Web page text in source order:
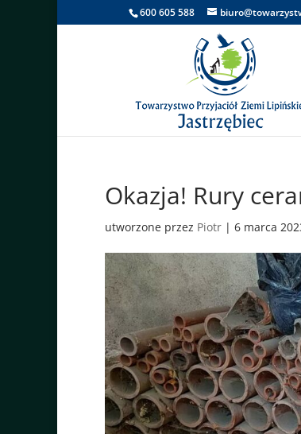
600 605 588
Okazja! Rury
utworzone przez Piotr | 6 marca